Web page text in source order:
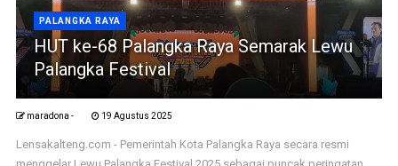
PALANGKA RAYA
HUT ke-68 Palangka Raya Semarak Lewu
Palangka Festival
maradona - 19 Agustus 2025
Lensakalteng.com - Pemerintah Kota Palangka Raya secara resmi